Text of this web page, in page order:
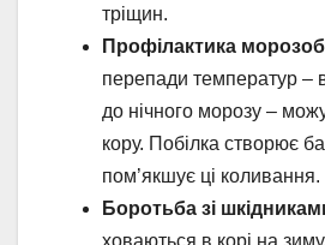
тріщин.
Профілактика
перепади температур –
до нічного морозу –
кору. Побілка створює
пом’якшує ці коливання.
Боротьба зі